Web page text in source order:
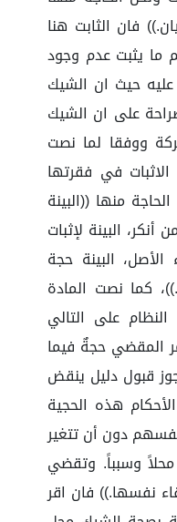
فان الثابت هنا
ما يثبت عدم وجود
حيث ان الشيك
على ان الشيك
ووفقا لما نصت
الاثبات في فقرتها
منها ((البينة
البينة لإثبات
الأصل، البينة حجة
كما نصت المادة
على التالي
المقضي حجةٌ فيما
قبول دليل ينقض
هذه الحجية
دون أن تتغير
وسبباً. وتقضي
نفسها.)) فان اقر